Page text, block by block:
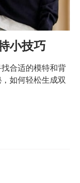
小技巧
合适的模特和背
如何轻松生成双